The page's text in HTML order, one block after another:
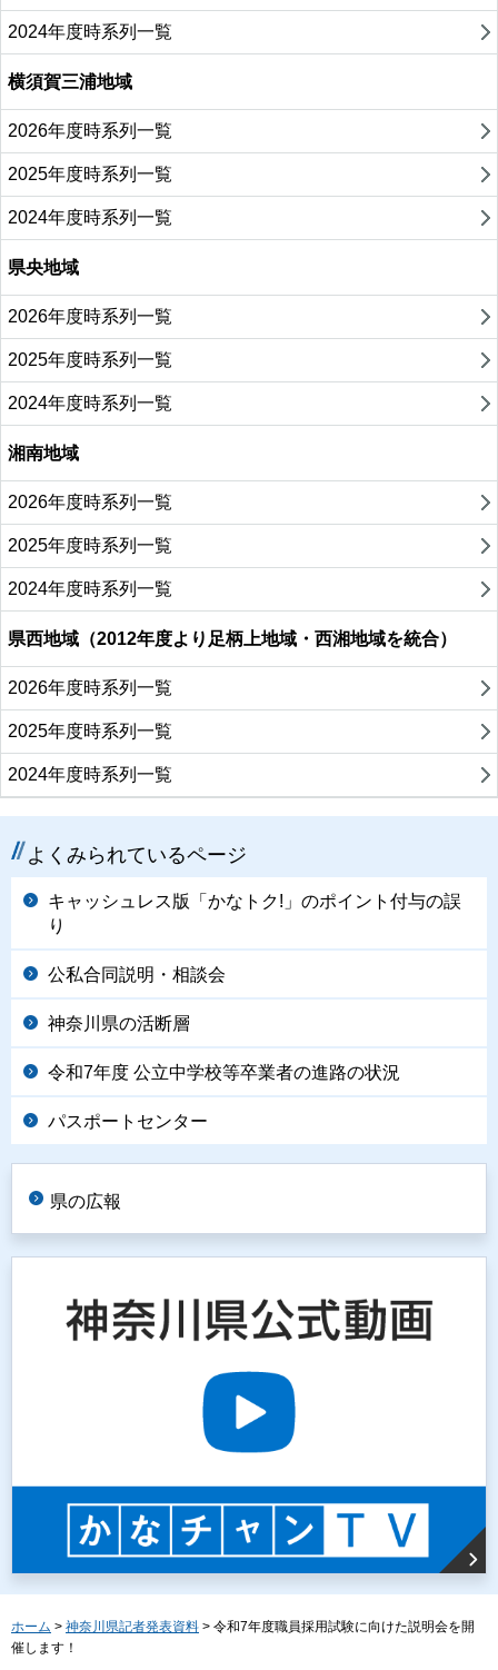
2024年度時系列一覧
横須賀三浦地域
2026年度時系列一覧
2025年度時系列一覧
2024年度時系列一覧
県央地域
2026年度時系列一覧
2025年度時系列一覧
2024年度時系列一覧
湘南地域
2026年度時系列一覧
2025年度時系列一覧
2024年度時系列一覧
県西地域（2012年度より足柄上地域・西湘地域を統合）
2026年度時系列一覧
2025年度時系列一覧
2024年度時系列一覧
よくみられているページ
キャッシュレス版「かなトク!」のポイント付与の誤
り
公私合同説明・相談会
神奈川県の活断層
令和7年度 公立中学校等卒業者の進路の状況
パスポートセンター
県の広報
ホーム > 神奈川県記者発表資料 > 令和7年度職員採用試験に向けた説明会を開
催します！